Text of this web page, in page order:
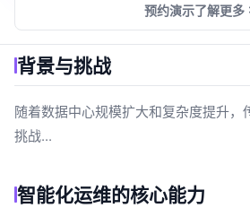
预约演示了解更多
背景与挑战
随着数据中心规模扩大和复杂度提升，
挑战...
智能化运维的核心能力